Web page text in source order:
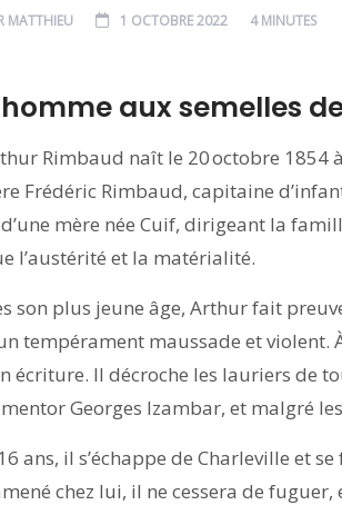
MATTHIEU 1 OCTOBRE 2022 4 MINUTES
aux semelles
Rimbaud naît le 20 octobre 1854
Frédéric Rimbaud, capitaine
mère née Cuif, dirigeant la
l’austérité et la matérialité.
son plus jeune âge, Arthur fait
tempérament maussade et violent.
écriture. Il décroche les lauriers de
Georges Izambar, et malgré
ans, il s’échappe de Charleville et
chez lui, il ne cessera de